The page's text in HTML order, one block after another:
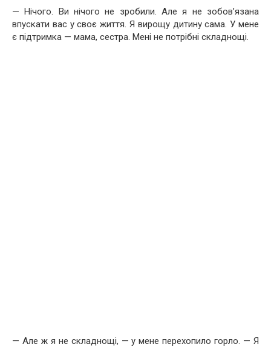
— Нічого. Ви нічого не зробили. Але я не зобов’язана
впускати вас у своє життя. Я вирощу дитину сама. У мене
є підтримка — мама, сестра. Мені не потрібні складнощі.
— Але ж я не складнощі, — у мене перехопило горло. — Я